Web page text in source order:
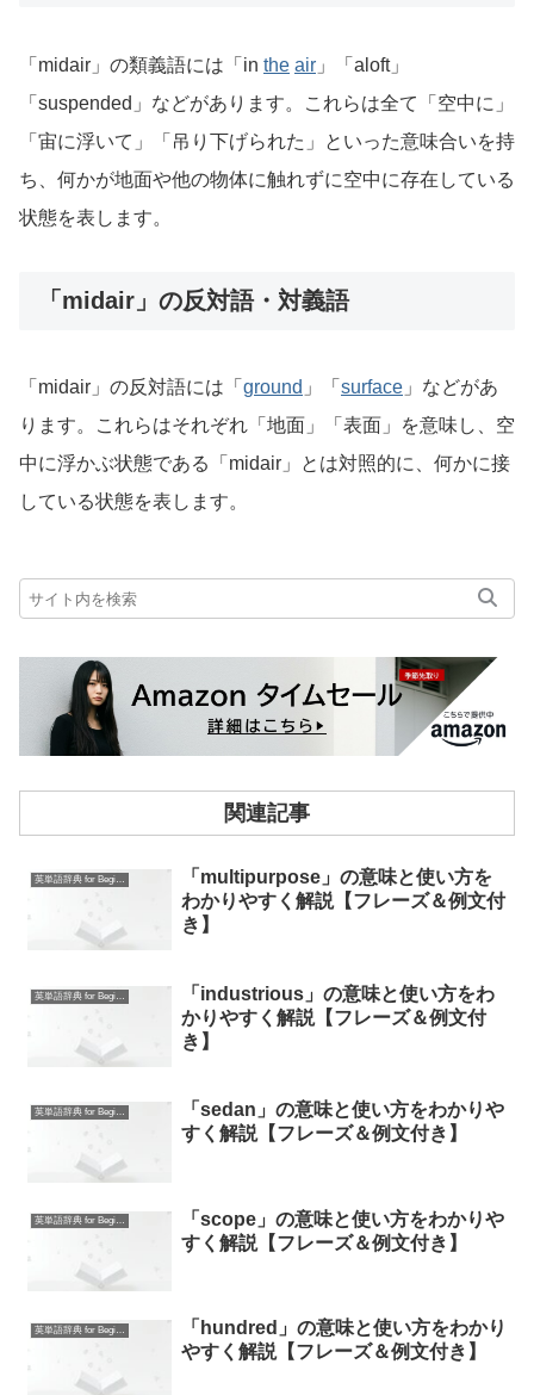
「midair」の類義語には「in the air 」「aloft」
「suspended」などがあります。これらは全て「空中に」
「宙に浮いて」「吊り下げられた」といった意味合いを持
ち、何かが地面や他の物体に触れずに空中に存在している
状態を表します。
「midair」の反対語・対義語
「midair」の反対語には「 ground 」「 surface 」などがあ
ります。これらはそれぞれ「地面」「表面」を意味し、空
中に浮かぶ状態である「midair」とは対照的に、何かに接
している状態を表します。
関連記事
英単語辞典 for Beginners
「multipurpose」の意味と使い方を
わかりやすく解説【フレーズ＆例文付
き】
英単語辞典 for Beginners
「industrious」の意味と使い方をわ
かりやすく解説【フレーズ＆例文付
き】
英単語辞典 for Beginners
「sedan」の意味と使い方をわかりや
すく解説【フレーズ＆例文付き】
英単語辞典 for Beginners
「scope」の意味と使い方をわかりや
すく解説【フレーズ＆例文付き】
英単語辞典 for Beginners
「hundred」の意味と使い方をわかり
やすく解説【フレーズ＆例文付き】